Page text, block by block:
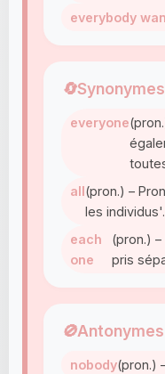
everybody
🔄Synonymes
everyone
all(pron.) –
les individus'.
each
one
(pron.)
pris
🚫Antonymes
nobody(pron.)